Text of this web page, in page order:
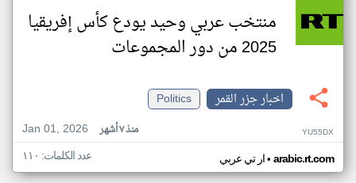
منتخب عربي وحيد يودع كأس إفريقيا
2025 من دور المجموعات
اخبار جزر القمر
Politics
Jan 01, 2026
منذ ٧ أشهر YU55DX
ار تي عربي• arabic.rt.com عدد الكلمات: ١١٠